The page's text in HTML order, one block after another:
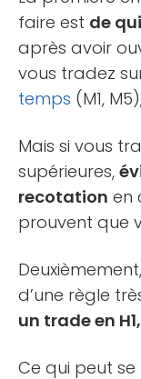
faire est de
après avoir
vous tradez
temps (M1,
Mais si vous
supérieures,
recotation en
prouvent que
d’une règle
un trade en
Ce qui peut